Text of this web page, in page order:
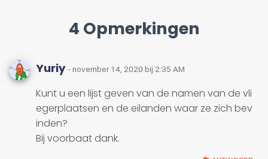
4 Opmerkingen
Yuriy - november 14, 2020 bij 2:35 AM
Kunt u een lijst geven van de namen van de vli
egerplaatsen en de eilanden waar ze zich bev
inden?
Bij voorbaat dank.